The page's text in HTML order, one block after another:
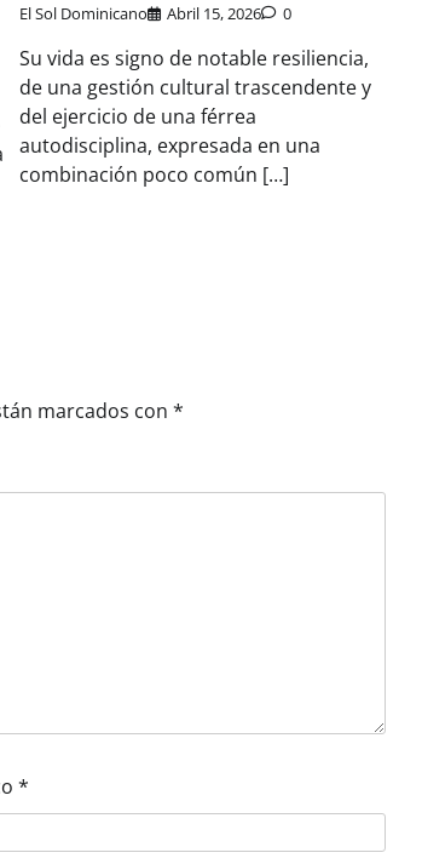
El Sol Dominicano Abril 15, 2026 0
Su vida es signo de notable resiliencia,
de una gestión cultural trascendente y
del ejercicio de una férrea
autodisciplina, expresada en una
combinación poco común […]
marcados con *
*